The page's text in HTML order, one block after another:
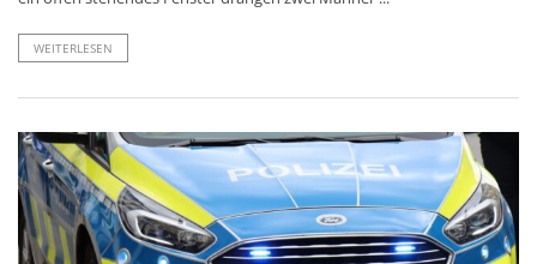
WEITERLESEN